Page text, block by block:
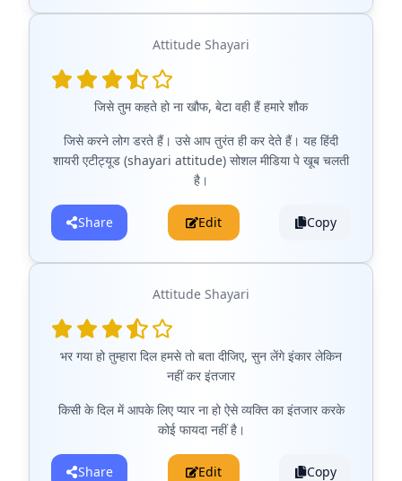
Attitude Shayari
जिसे तुम कहते हो ना खौफ, बेटा वही हैं हमारे शौक
जिसे करने लोग डरते हैं। उसे आप तुरंत ही कर देते हैं। यह हिंदी
शायरी एटीट्यूड (shayari attitude) सोशल मीडिया पे खूब चलती
है।
Share Edit Copy
Attitude Shayari
भर गया हो तुम्हारा दिल हमसे तो बता दीजिए, सुन लेंगे इंकार लेकिन
नहीं कर इंतजार
किसी के दिल में आपके लिए प्यार ना हो ऐसे व्यक्ति का इंतजार करके
कोई फायदा नहीं है।
Share Edit Copy